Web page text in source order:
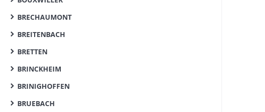
BRECHAUMONT
BREITENBACH
BRETTEN
BRINCKHEIM
BRINIGHOFFEN
BRUEBACH